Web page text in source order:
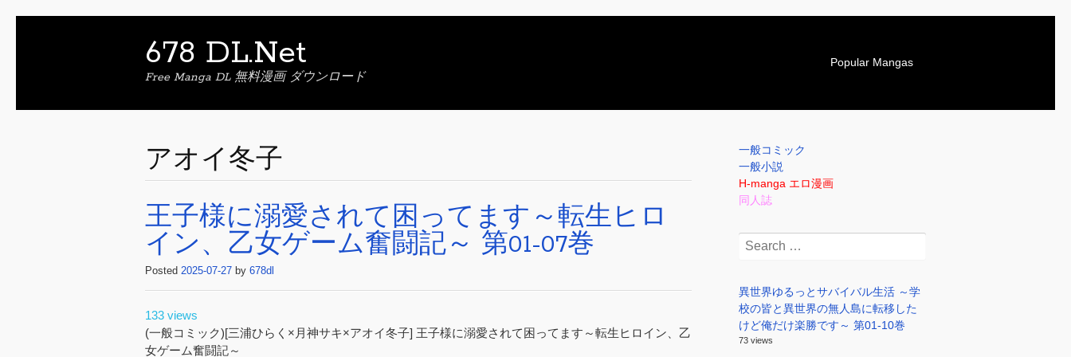
678 DL.Net
Free Manga DL 無料漫画 ダウンロード
S
p
o
Popular Mangas
アオイ冬子
王子様に溺愛されて困ってます～転生ヒロ
イン、乙女ゲーム奮闘記～ 第01-07巻
Posted 2025-07-27 by 678dl
133 views
(一般コミック)[三浦ひらく×月神サキ×アオイ冬子] 王子様に溺愛されて困ってます～転生ヒロイン、乙
女ゲーム奮闘記～
一般コミック
一般小説
H-manga エロ漫画
同人誌
Search
異世界ゆるっとサバイバル生活 ～学
校の皆と異世界の無人島に転移した
けど俺だけ楽勝です～ 第01-10巻
73 views